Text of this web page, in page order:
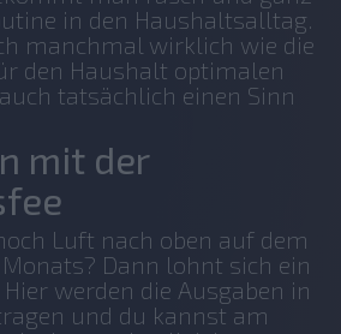
in den Haushaltsalltag.
manchmal wirklich wie die
den Haushalt optimalen
tatsächlich einen Sinn
mit der
Luft nach oben auf dem
Dann lohnt sich ein
werden die Ausgaben in
und du kannst am